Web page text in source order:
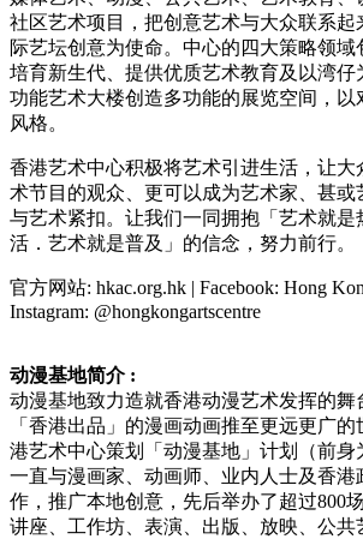
社区艺术项 目，把创 意艺术与大众联系起
际艺坛创 意为使命。中心的四大策略领域
培育新生代、提供优质艺术教育及以湾仔
功能艺术大楼创 造多功能的展览空间 ，以
风格。
香港艺术中心积极将艺术引 进生活， 让大
术节目的观众、更可以成为艺术家、甚或
与艺术紧扣。 让我们一同拥抱「 艺术就是
活． 艺术就是普及」的信念，努力前行。
官方网站: hkac.org.hk | Facebook: Hong
Instagram: @hongkongartscentre
动漫基地简介:
动漫基地致力造就香港动漫艺术发挥的舞
「香港出品」的漫画动画推至更远更广的
港艺术中心策划「 动漫基地」 计划（前身
一直与漫画家、 动画师 业内人士及香港
作，推广本地创 意，先后举办了超过800场
讲座、工作坊、表演、出版、放映、公共